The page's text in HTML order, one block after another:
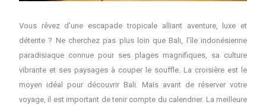
Vous rêvez d’une escapade tropicale alliant aventure, luxe et
détente ? Ne cherchez pas plus loin que Bali, l’île indonésienne
paradisiaque connue pour ses plages magnifiques, sa culture
vibrante et ses paysages à couper le souffle. La croisière est le
moyen idéal pour découvrir Bali. Mais avant de réserver votre
voyage, il est important de tenir compte du calendrier. La meilleure